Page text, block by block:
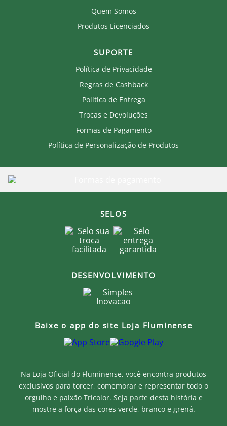
Na Loja Oficial do Fluminense, você encontra produtos
exclusivos para torcer, comemorar e representar todo o
orgulho e paixão Tricolor. Seja parte desta história e
mostre a força das cores verde, branco e grená.
Quem Somos
Produtos Licenciados
SUPORTE
Política de Privacidade
Regras de Cashback
Política de Entrega
Trocas e Devoluções
Formas de Pagamento
Política de Personalização de Produtos
SELOS
DESENVOLVIMENTO
Baixe o app do site Loja Fluminense